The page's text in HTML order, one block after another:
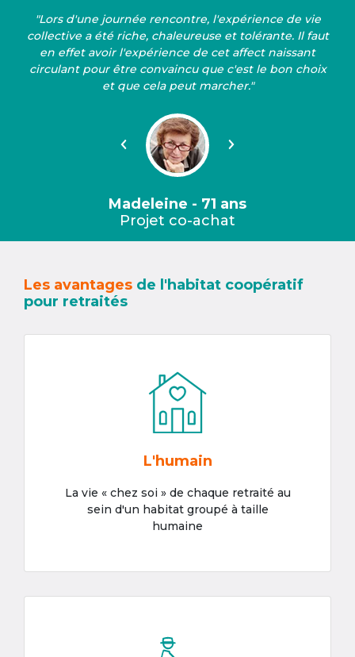
"Lors d'une journée rencontre, l'expérience de vie
collective a été riche, chaleureuse et tolérante. Il faut
en effet avoir l'expérience de cet affect naissant
circulant pour être convaincu que c'est le bon choix
et que cela peut marcher."
Précédent Suivant
Madeleine - 71 ans
Projet co-achat
Les avantages de l'habitat coopératif
pour retraités
L'humain
La vie « chez soi » de chaque retraité au
sein d'un habitat groupé à taille
humaine